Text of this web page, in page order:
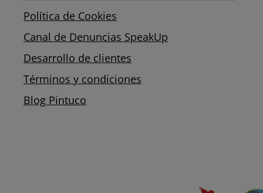
Política de Cookies
Canal de Denuncias SpeakUp
Desarrollo de clientes
Términos y condiciones
Blog Pintuco